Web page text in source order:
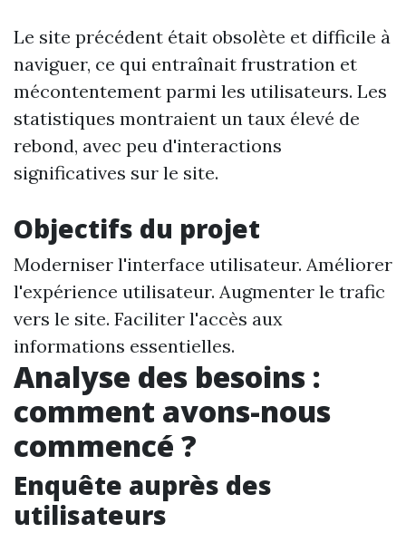
Le site précédent était obsolète et difficile à
naviguer, ce qui entraînait frustration et
mécontentement parmi les utilisateurs. Les
statistiques montraient un taux élevé de
rebond, avec peu d'interactions
significatives sur le site.
Objectifs du projet
Moderniser l'interface utilisateur. Améliorer
l'expérience utilisateur. Augmenter le trafic
vers le site. Faciliter l'accès aux
informations essentielles.
Analyse des besoins :
comment avons-nous
commencé ?
Enquête auprès des
utilisateurs